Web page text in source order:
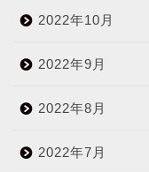
2022年10月
2022年9月
2022年8月
2022年7月